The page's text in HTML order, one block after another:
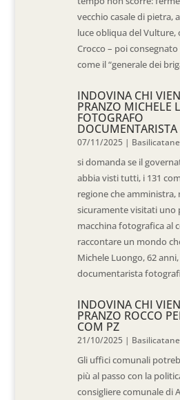
vecchio casale di pietra,
luce obliqua del Vulture,
Crocco – poi
come il “generale dei
INDOVINA CHI
PRANZO MICHELE
FOTOGRAFO
DOCUMENTARISTA
07/11/2025 |
si domanda se il
abbia visti tutti, i 131
regione che amministra,
sicuramente visitati uno
macchina fotografica al
raccontare un mondo
Michele Luongo, 62 anni,
documentarista
INDOVINA CHI
PRANZO ROCCO
COM PZ
21/10/2025 |
Gli uffici comunali
più al passo con la
consigliere comunale di